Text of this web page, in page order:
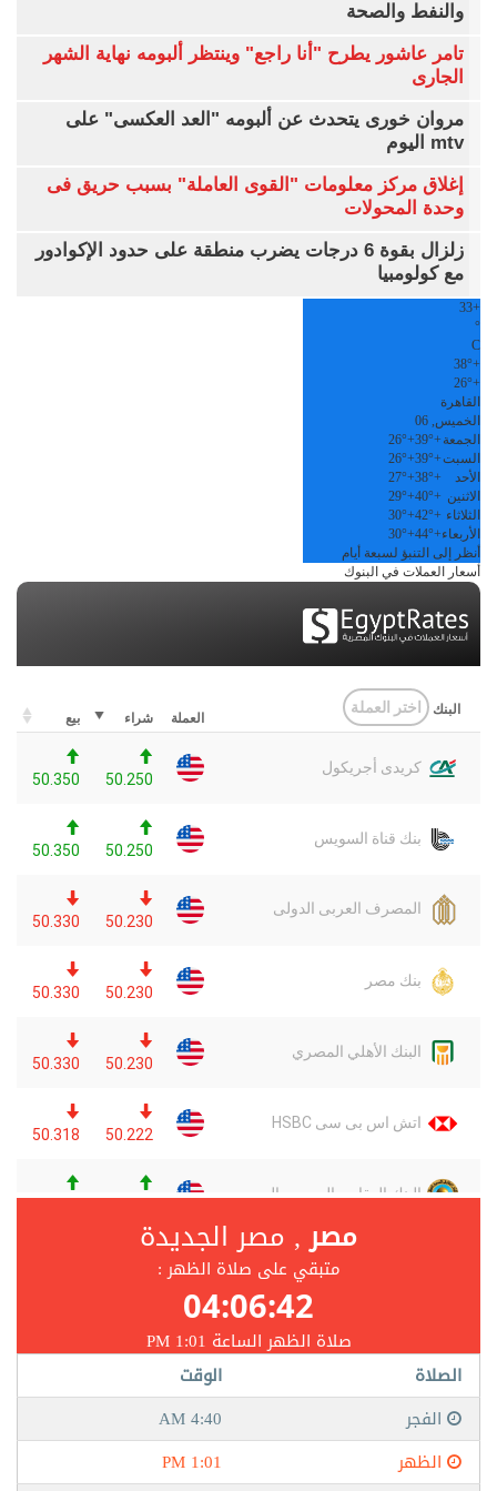
والنفط والصحة
تامر عاشور يطرح "أنا راجع" وينتظر ألبومه نهاية الشهر
الجارى
مروان خورى يتحدث عن ألبومه "العد العكسى" على
mtv اليوم
إغلاق مركز معلومات "القوى العاملة" بسبب حريق فى
وحدة المحولات
زلزال بقوة 6 درجات يضرب منطقة على حدود الإكوادور
مع كولومبيا
+
33
°
C
+
38°
+
26°
القاهرة
الخميس, 06
الجمعة +
39°
+
26°
السبت+
39°
+
26°
الأحد
+
38°
+
27°
الاثنين +
40°
+
29°
الثلاثاء +
42°
+
30°
الأربعاء+
44°
+
30°
أنظر إلى التنبؤ لسبعة أيام
أسعار العملات في البنوك